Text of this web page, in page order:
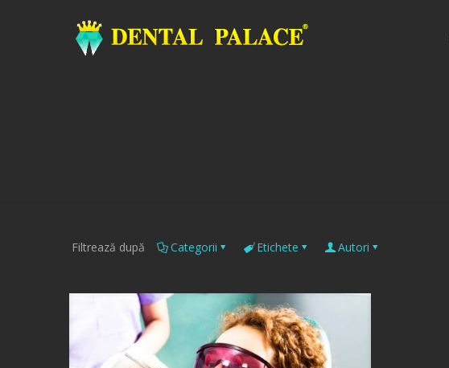
Filtrează după Categorii Etichete Autori